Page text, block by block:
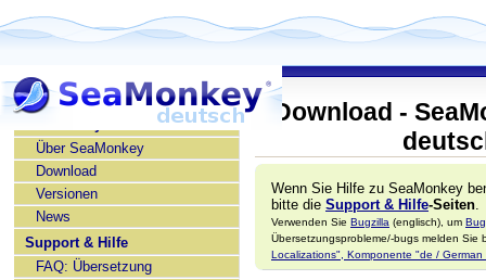
SeaMonkey deutsch
Über SeaMonkey
Download
Versionen
News
Support & Hilfe
FAQ: Übersetzung
Download -
Wenn Sie Hilfe zu SeaMonkey
bitte die Support & Hilfe-Seiten
Verwenden Sie Bugzilla (englisch), um
Übersetzungsprobleme/-bugs melden Sie
Localizations", Komponente "de / German